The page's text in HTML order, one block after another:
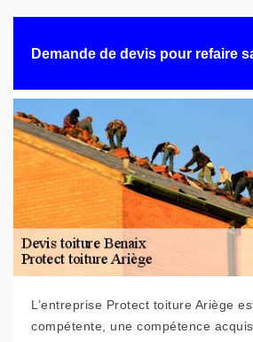
Demande de devis pour refaire
L’entreprise Protect toiture Ariège
compétente, une compétence